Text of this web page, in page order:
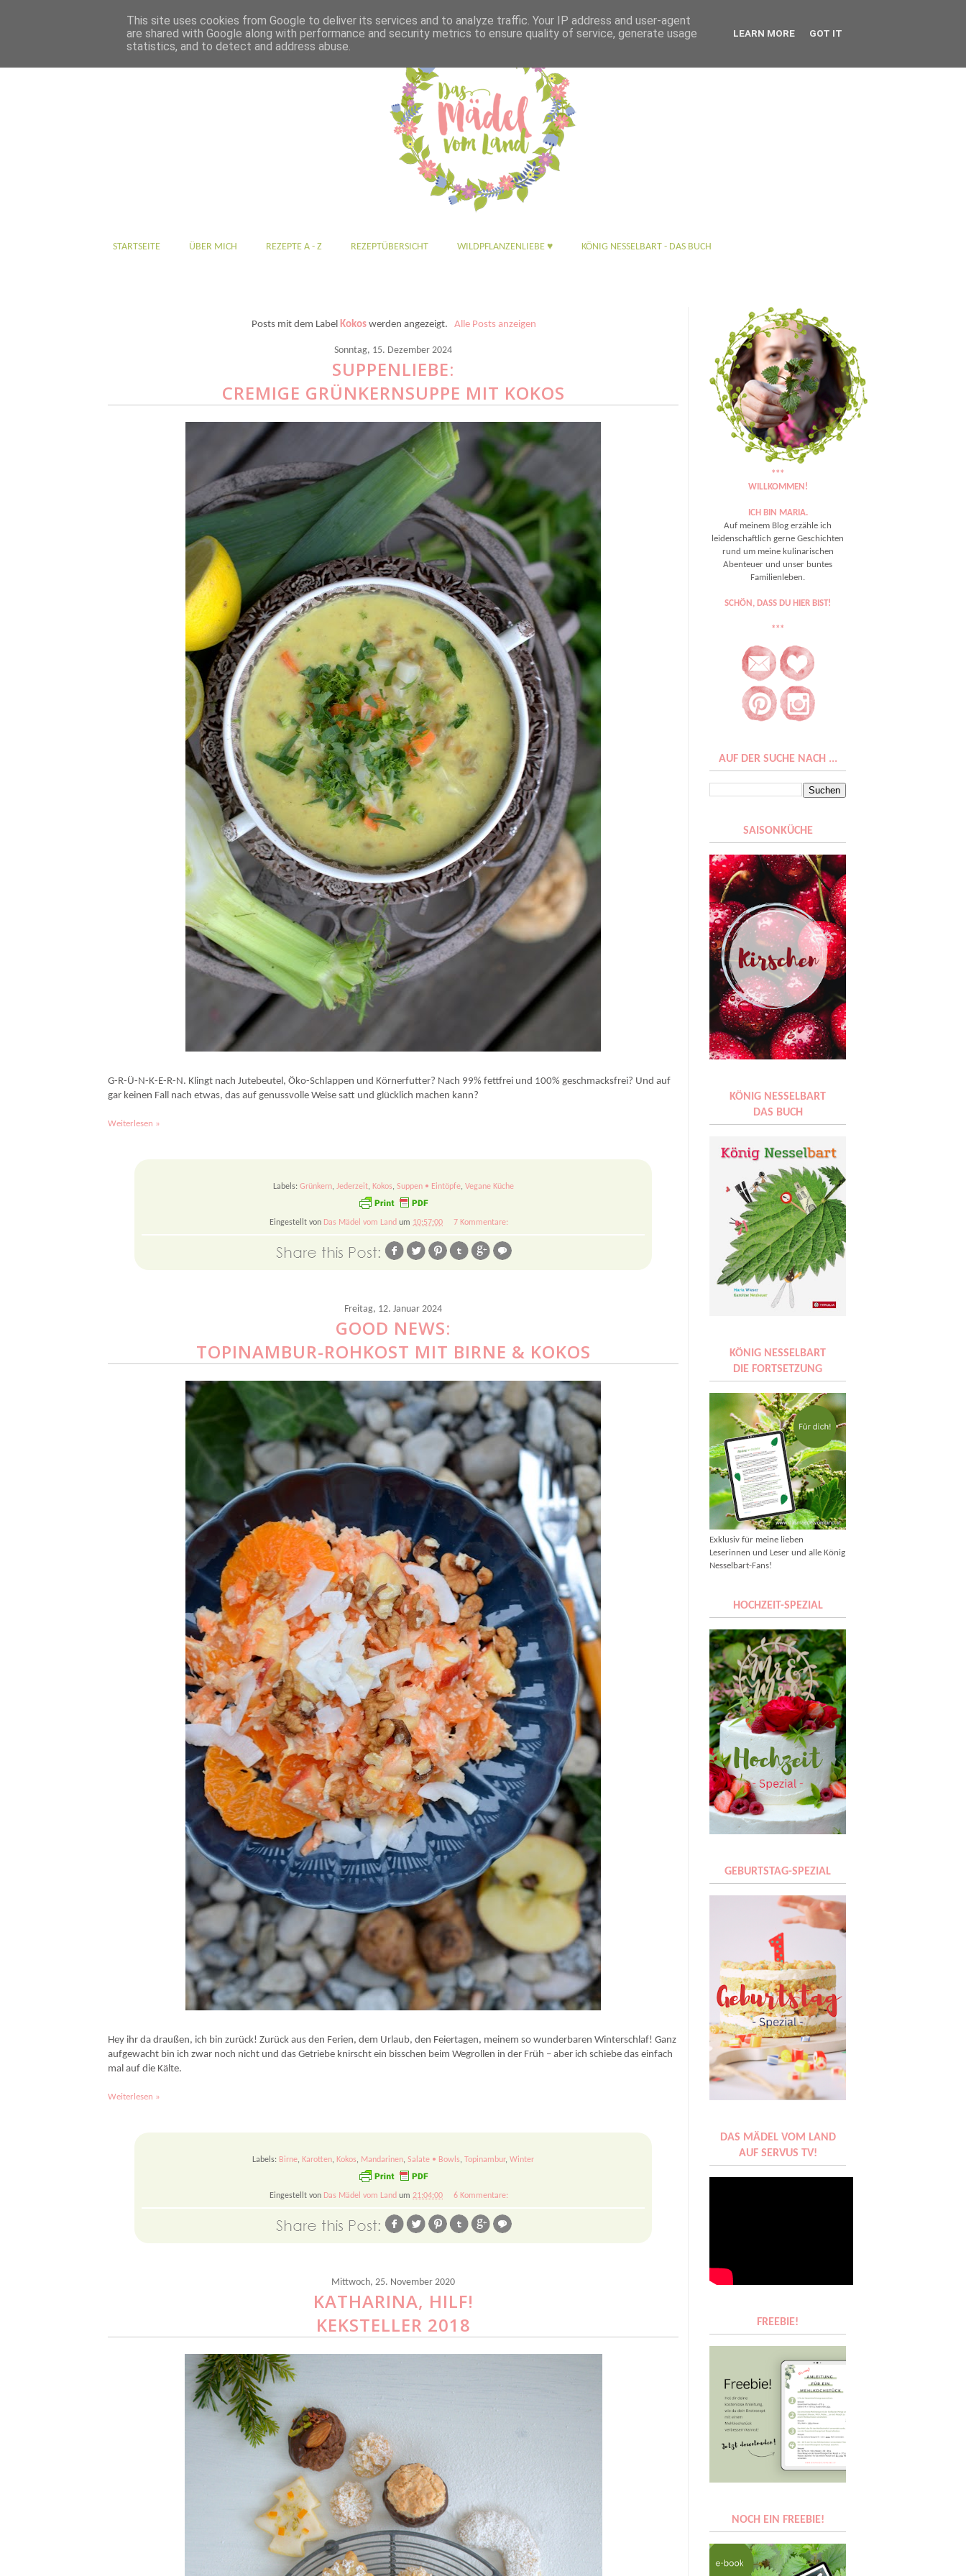
STARTSEITE ÜBER MICH REZEPTE A - Z REZEPTÜBERSICHT WILDPFLANZENLIEBE ♥ KÖNIG NESSELBART - DAS BUCH
Posts mit dem LabelKokos werden angezeigt. Alle Posts anzeigen
Sonntag, 15. Dezember 2024
SUPPENLIEBE:
CREMIGE GRÜNKERNSUPPE MIT KOKOS
G-R-Ü-N-K-E-R-N. Klingt nach Jutebeutel, Öko-Schlappen und Körnerfutter? Nach 99% fettfrei und 100% geschmacksfrei? Und auf
gar keinen Fall nach etwas, das auf genussvolle Weise satt und glücklich machen kann?
Weiterlesen »
Labels: Grünkern, Jederzeit, Kokos, Suppen • Eintöpfe, Vegane Küche
Eingestellt von Das Mädel vom Land um 10:57:00 7 Kommentare:
Freitag, 12. Januar 2024
GOOD NEWS:
TOPINAMBUR-ROHKOST MIT BIRNE & KOKOS
Hey ihr da draußen, ich bin zurück! Zurück aus den Ferien, dem Urlaub, den Feiertagen, meinem so wunderbaren Winterschlaf! Ganz
aufgewacht bin ich zwar noch nicht und das Getriebe knirscht ein bisschen beim Wegrollen in der Früh – aber ich schiebe das einfach
mal auf die Kälte.
Weiterlesen »
Labels: Birne, Karotten, Kokos, Mandarinen, Salate • Bowls, Topinambur, Winter
Eingestellt von Das Mädel vom Land um 21:04:00 6 Kommentare:
Mittwoch, 25. November 2020
KATHARINA, HILF!
KEKSTELLER 2018
***
WILLKOMMEN!
ICH BIN MARIA.
Auf meinem Blog erzähle ich
leidenschaftlich gerne Geschichten
rund um meine kulinarischen
Abenteuer und unser buntes
Familienleben.
SCHÖN, DASS DU HIER BIST!
***
AUF DER SUCHE NACH ...
SAISONKÜCHE
KÖNIG NESSELBART
DAS BUCH
KÖNIG NESSELBART
DIE FORTSETZUNG
Exklusiv für meine lieben
Leserinnen und Leser und alle König
Nesselbart-Fans!
HOCHZEIT-SPEZIAL
GEBURTSTAG-SPEZIAL
DAS MÄDEL VOM LAND
AUF SERVUS TV!
FREEBIE!
NOCH EIN FREEBIE!
This site uses cookies from Google to deliver its services and to analyze traffic. Your IP address and user-agent
are shared with Google along with performance and security metrics to ensure quality of service, generate usage
statistics, and to detect and address abuse.
LEARN MORE GOT IT